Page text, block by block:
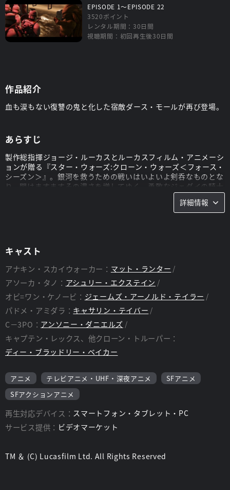
EPISODE 1～EPISODE 22
3520ポイント
レンタル期間：30日間
視聴期間：初回再生後30日間
作品紹介
血も涙もない復讐の鬼と化した宿敵ダース・モールが再び登場。
あらすじ
製作総指揮ジョージ・ルーカスとルーカスフィルム・アニメーシ
ョンが贈る『スター・ウォーズ:クローン・ウォーズ＜フォース・
シーズン＞』。銀河を救うための戦いはいよいよ剣呑なものとな
り、闇はますますその濃さを増してゆく。勇敢なジェダイの騎士
とクローン・トルーパーは他の星々を敵の軍勢から防衛し、水中
での激戦、夜の帳に包まれた世界での死闘を経て、冷酷非情なデ
ス・ウォッチに戦いを挑む。我らがヒーローを襲うかつてない試
撃のクライマックスでは、血も涙もない復讐の鬼と化した宿敵ダ
ース・モールが再び登場。壮大なアクション、不滅のキャラクタ
ー、『スター・ウォーズ』特有の痺れるような映像美とサウンド
が押し寄せる『スター・ウォーズ:クローン・ウォーズ＜フォー
ス・シーズン＞』
詳細情報
キャスト
アナキン・スカイウォーカー： マット・ランター
アソーカ・タノ： アシュリー・エクステイン
オビ=ワン・ケノービ： ジェームズ・アーノルド・テイラー
パドメ・アミダラ： キャサリン・テイバー
C－3PO： アンソニー・ダニエルズ
キャプテン・レックス、他クローン・トルーパー：
ディー・ブラッドリー・ベイカー
アニメ テレビアニメ・UHF・深夜アニメ
SFアニメ
SFアクションアニメ
再生対応デバイス： スマートフォン・タブレット・PC
サービス提供： ビデオマーケット
TM ＆ (C) Lucasfilm Ltd. All Rights Reserved